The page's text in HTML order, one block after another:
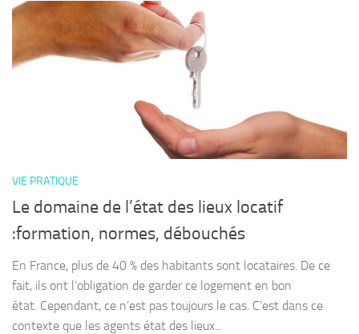
VIE PRATIQUE
Le domaine de l’état des lieux locatif
:formation, normes, débouchés
En France, plus de 40 % des habitants sont locataires. De ce
fait, ils ont l’obligation de garder ce logement en bon
état. Cependant, ce n’est pas toujours le cas. C’est dans ce
contexte que les agents état des lieux...